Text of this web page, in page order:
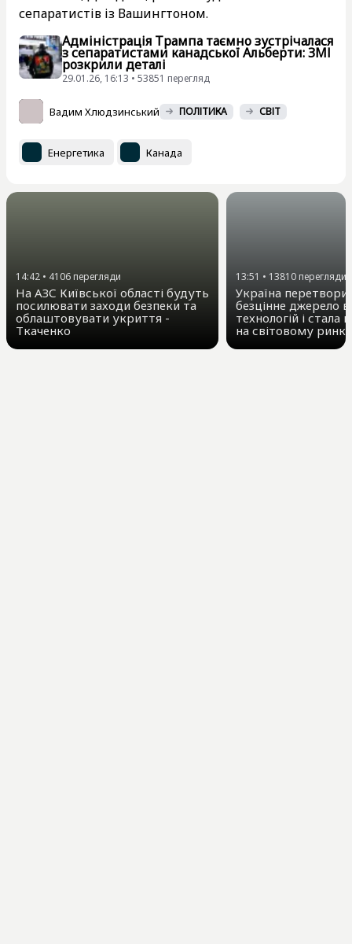
сепаратистів із Вашингтоном.
Адміністрація Трампа таємно зустрічалася
з сепаратистами канадської Альберти: ЗМІ
розкрили деталі
29.01.26, 16:13 • 53851 перегляд
Вадим Хлюдзинський ПОЛІТИКА СВІТ
Енергетика Канада
14:42 • 4106 перегляди
На АЗС Київської області будуть
посилювати заходи безпеки та
облаштовувати укриття -
Ткаченко
13:51 • 13810 перегляди
Україна
безцінне джерело
технологій і
на світовому